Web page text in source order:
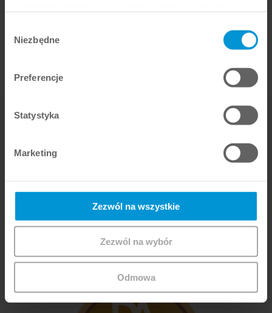
zgody
Niezbędne
Preferencje
Statystyka
Marketing
Zezwól na wszystkie
Zezwól na wybór
Odmowa
piąty z rzędu (2022-2026).